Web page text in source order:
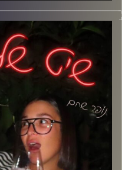
אחרי כל הפרקים על ידידים,
להביא את האיש שהוא
דיברנו על דייטים,
ממחויבות, שחרור מאקסים,
האמת שאף אחד לא תמיד
ובדקנו אחת ולתמיד- אני
קרדיט תמונות: נופר שחם